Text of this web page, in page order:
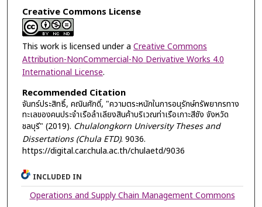
Creative Commons License
This work is licensed under a Creative Commons
Attribution-NonCommercial-No Derivative Works 4.0
International License.
Recommended Citation
จันทร์ประสิทธิ์, คณินศักดิ์, "ความตระหนักในการอนุรักษ์ทรัพยากรทาง
ทะเลของคนประจำเรือลำเลียงสินค้าบริเวณท่าเรือเกาะสีชัง จังหวัด
ชลบุรี" (2019). Chulalongkorn University Theses and
Dissertations (Chula ETD). 9036.
https://digital.car.chula.ac.th/chulaetd/9036
INCLUDED IN
Operations and Supply Chain Management Commons